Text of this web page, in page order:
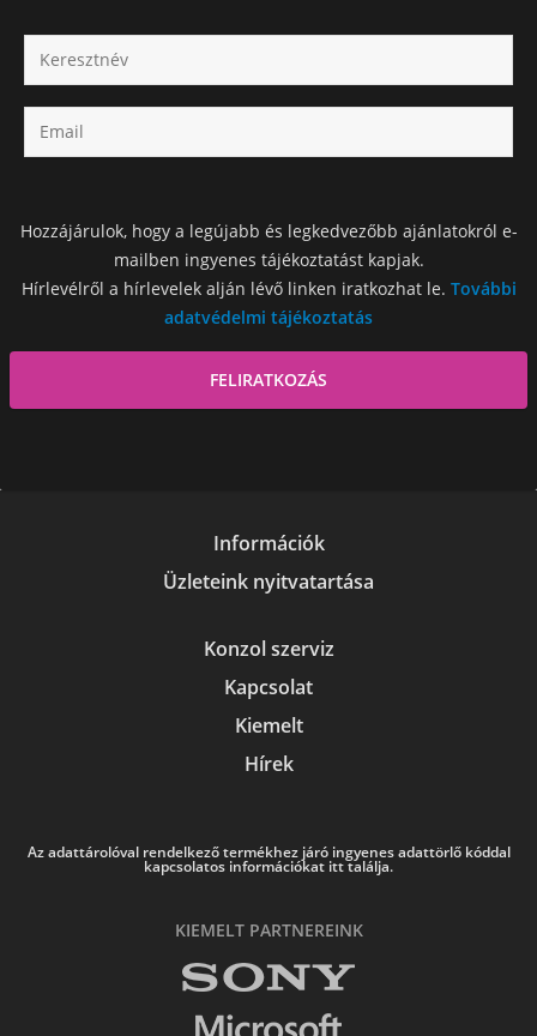
Hozzájárulok, hogy a legújabb és legkedvezőbb ajánlatokról e-
mailben ingyenes tájékoztatást kapjak.
Hírlevélről a hírlevelek alján lévő linken iratkozhat le. További
adatvédelmi tájékoztatás
Információk
Üzleteink nyitvatartása
Konzol szerviz
Kapcsolat
Kiemelt
Hírek
Az adattárolóval rendelkező termékhez járó ingyenes adattörlő kóddal
kapcsolatos információkat itt találja.
KIEMELT PARTNEREINK